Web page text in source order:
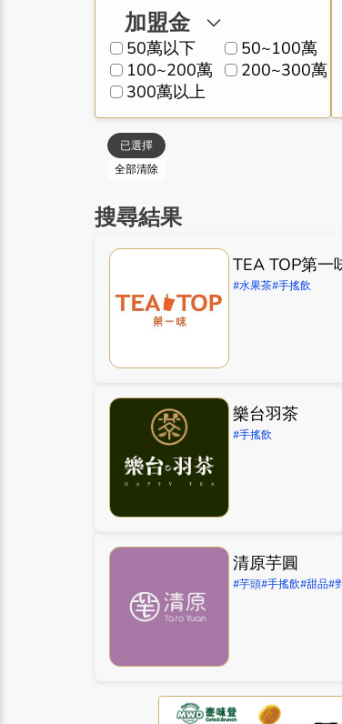
加盟金
50萬以下
50~100萬
100~200萬
200~300萬
300萬以上
已選擇
全部清除
搜尋結果
TEA TOP第一
#水果茶#手搖飲
樂台羽茶
#手搖飲
清原芋圓
#芋頭#手搖飲#甜品#